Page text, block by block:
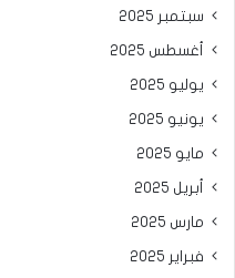
سبتمبر 2025
أغسطس 2025
يوليو 2025
يونيو 2025
مايو 2025
أبريل 2025
مارس 2025
فبراير 2025